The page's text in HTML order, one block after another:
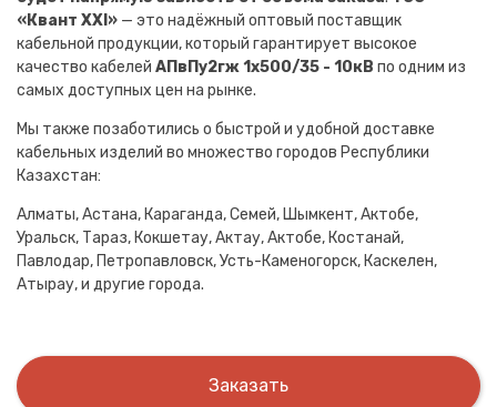
«Квант XXI» — это надёжный оптовый поставщик
кабельной продукции, который гарантирует высокое
качество кабелей АПвПу2гж 1х500/35 - 10кВ по одним из
самых доступных цен на рынке.
Мы также позаботились о быстрой и удобной доставке
кабельных изделий во множество городов Республики
Казахстан:
Алматы, Астана, Караганда, Семей, Шымкент, Актобе,
Уральск, Тараз, Кокшетау, Актау, Актобе, Костанай,
Павлодар, Петропавловск, Усть-Каменогорск, Каскелен,
Атырау, и другие города.
Заказать